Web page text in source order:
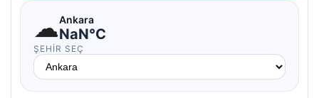
☁Ankara
NaN°C
ŞEHIR SEÇ